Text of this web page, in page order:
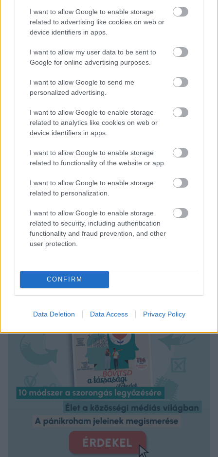
I want to allow Google to enable storage
related to advertising like cookies on web or
device identifiers in apps.
I want to allow my user data to be sent to
Google for online advertising purposes.
I want to allow Google to send me
personalized advertising.
I want to allow Google to enable storage
related to analytics like cookies on web or
device identifiers in apps.
I want to allow Google to enable storage
related to functionality of the website or app.
I want to allow Google to enable storage
related to personalization.
I want to allow Google to enable storage
related to security, including authentication
functionality and fraud prevention, and other
user protection.
CONFIRM
Data Deletion Data Access Privacy Policy
A DIEGO stílusos kerti bútoraival szebbé teheted a
nyaratokat
DIEGO
A nyári trendek tehát nem csupán a dizájnról
szólnak, hanem a tudatos életmódról és a praktikus,
hosszú távú megoldásokról. Legyen szó egy új
stílusos burkolatról, a 2025-ös szezon minden
eddiginél több lehetőséget kínál a harmonikus
otthonteremtésre.